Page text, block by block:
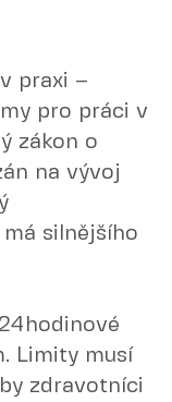
praxi –
pro práci v
zákon o
na vývoj
silnějšího
Limity musí
zdravotníci